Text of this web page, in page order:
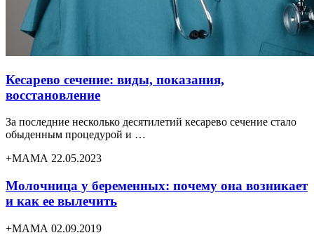
Кесарево сечение: виды, показания,
восстановление
За последние несколько десятилетий кесарево сечение стало
обыденным процедурой и …
+МАМА 22.05.2023
Молочница у беременных: почему она возникает
и как ее вылечить
+МАМА 02.09.2019